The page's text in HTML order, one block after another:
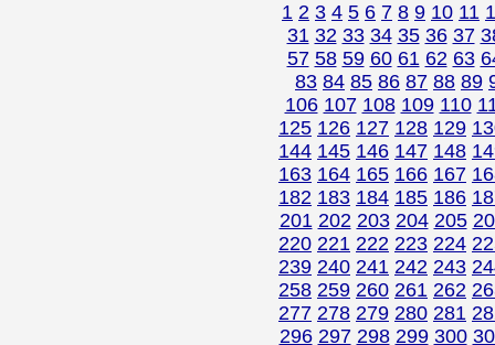
1 2 3 4 5 6 7 8 9 10 11
31 32 33 34 35 36 37
57 58 59 60 61 62 63
83 84 85 86 87 88 89
106 107 108 109 110
125 126 127 128 129
144 145 146 147 148
163 164 165 166 167
182 183 184 185 186
201 202 203 204 205
220 221 222 223 224
239 240 241 242 243
258 259 260 261 262
277 278 279 280 281
296 297 298 299 300